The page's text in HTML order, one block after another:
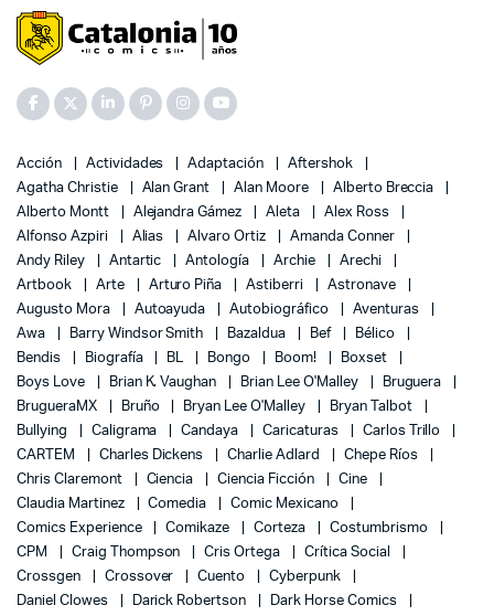
Acción Actividades Adaptación
Aftershok
Agatha Christie
Alan Grant Alan Moore
Alberto Breccia
Alberto Montt
Alejandra Gámez Aleta
Alex Ross
Alfonso Azpiri
Alias Alvaro Ortiz
Amanda Conner
Andy Riley
Antartic Antología Archie
Arechi
Artbook
Arte Arturo Piña Astiberri
Astronave
Augusto Mora
Autoayuda Autobiográfico
Aventuras
Awa
Barry Windsor Smith Bazaldua Bef
Bélico
Bendis
Biografía BL Bongo Boom!
Boxset
Boys Love
Brian K. Vaughan Brian Lee O'Malley
Bruguera
BrugueraMX
Bruño Bryan Lee O'Malley
Bryan Talbot
Bullying
Caligrama Candaya Caricaturas
Carlos Trillo
CARTEM
Charles Dickens Charlie Adlard
Chepe Ríos
Chris Claremont
Ciencia Ciencia Ficción
Cine
Claudia Martinez
Comedia
Comic Mexicano
Comics Experience
Comikaze Corteza
Costumbrismo
CPM
Craig Thompson Cris Ortega
Crítica Social
Crossgen
Crossover Cuento
Cyberpunk
Daniel Clowes
Darick Robertson
Dark Horse Comics